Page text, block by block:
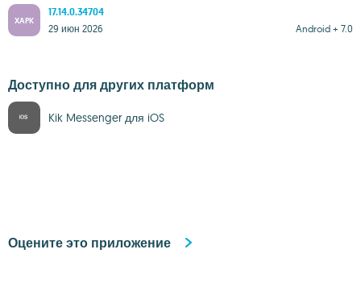
XAPK
17.14.0.34704
Android + 7.0
29 июн 2026
Доступно для других платформ
Kik Messenger для iOS
Оцените это приложение